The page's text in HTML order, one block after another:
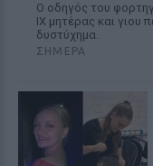
Ο οδηγός του
ΙΧ μητέρας και γιου
δυστύχημα.
ΣΉΜΕΡΑ